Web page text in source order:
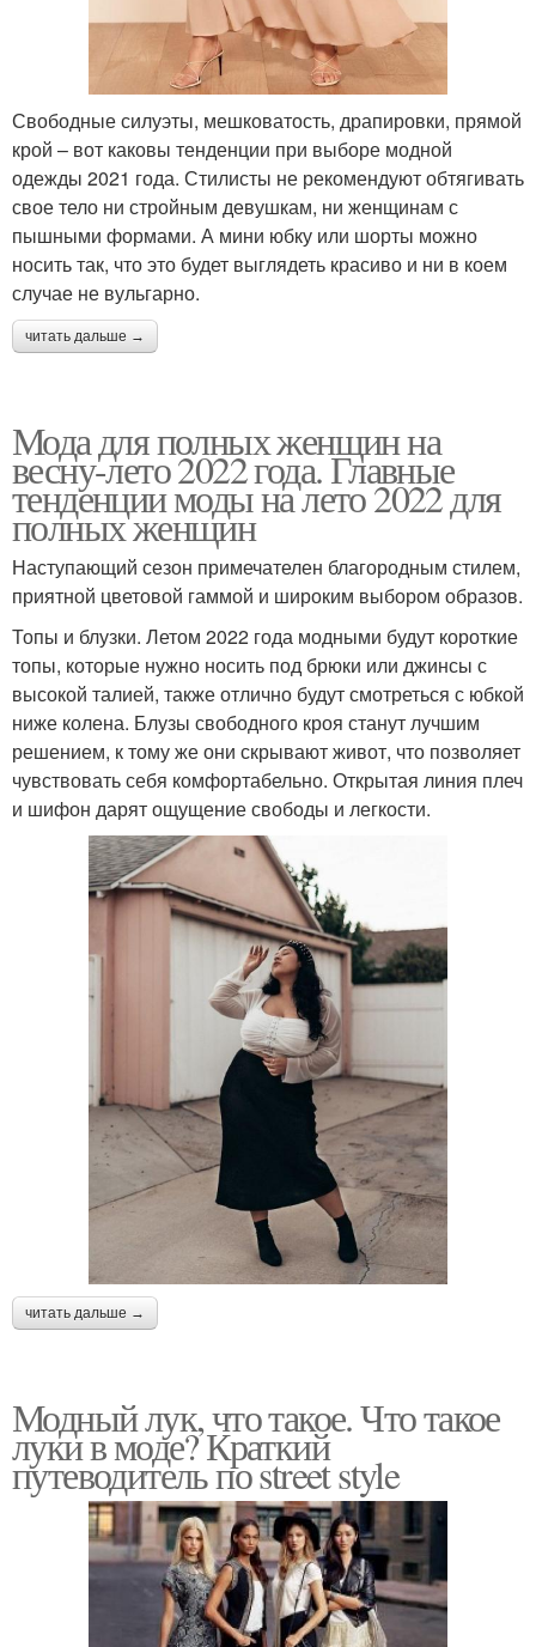
Свободные силуэты, мешковатость, драпировки, прямой
крой – вот каковы тенденции при выборе модной
одежды 2021 года. Стилисты не рекомендуют обтягивать
свое тело ни стройным девушкам, ни женщинам с
пышными формами. А мини юбку или шорты можно
носить так, что это будет выглядеть красиво и ни в коем
случае не вульгарно.
читать дальше →
Мода для полных женщин на
весну-лето 2022 года. Главные
тенденции моды на лето 2022 для
полных женщин
Наступающий сезон примечателен благородным стилем,
приятной цветовой гаммой и широким выбором образов.
Топы и блузки. Летом 2022 года модными будут короткие
топы, которые нужно носить под брюки или джинсы с
высокой талией, также отлично будут смотреться с юбкой
ниже колена. Блузы свободного кроя станут лучшим
решением, к тому же они скрывают живот, что позволяет
чувствовать себя комфортабельно. Открытая линия плеч
и шифон дарят ощущение свободы и легкости.
читать дальше →
Модный лук, что такое. Что такое
луки в моде? Краткий
путеводитель по street style